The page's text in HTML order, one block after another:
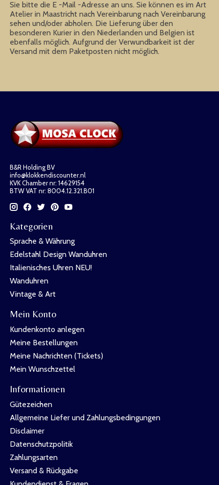
Sie bitte die E -Mail -Adresse an uns. Sie können es im Art
Atelier in Maastricht nach Vereinbarung nach Vereinbarung
sehen und/oder abholen. Die Lieferung über den
besonderen Kurier in den Niederlanden und Belgien ist
ebenfalls möglich. Aufgrund der Verwundbarkeit ist der
Versand mit dem Paketposten nicht möglich.
B&R Holding BV
info@klokkendiscounter.nl
KVK Chamber nr: 14629154
BTW VAT nr: 8004.12.321.B01
Kategorien
Sprache & Währung
Edelstahl Design Wanduhren
Italienisches Uhren NEU!
Wanduhren
Vintage & Art
Mein Konto
Kundenkonto anlegen
Meine Bestellungen
Meine Nachrichten (Tickets)
Mein Wunschzettel
Informationen
Gütezeichen
Allgemeine Liefer und Zahlungsbedingungen
Disclaimer
Datenschutzpolitik
Zahlungsarten
Versand & Rückgabe